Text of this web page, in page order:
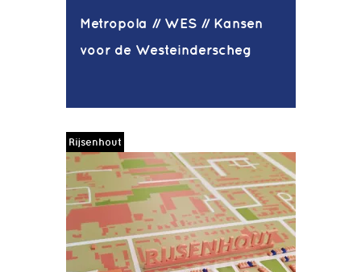
Metropola // WES // Kansen
voor de Westeinderscheg
Rijsenhout